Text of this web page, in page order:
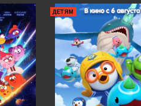
ДЕТЯМ